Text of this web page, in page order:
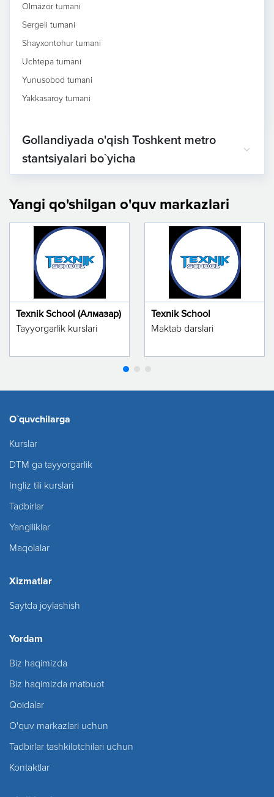
Olmazor tumani
Sergeli tumani
Shayxontohur tumani
Uchtepa tumani
Yunusobod tumani
Yakkasaroy tumani
Gollandiyada o'qish Toshkent metro
stantsiyalari bo`yicha
Yangi qo'shilgan o'quv markazlari
Texnik School (Алмазар)
Tayyorgarlik kurslari
Texnik School
Maktab darslari
O`quvchilarga
Kurslar
DTM ga tayyorgarlik
Ingliz tili kurslari
Tadbirlar
Yangiliklar
Maqolalar
Xizmatlar
Saytda joylashish
Yordam
Biz haqimizda
Biz haqimizda matbuot
Qoidalar
O'quv markazlari uchun
Tadbirlar tashkilotchilari uchun
Kontaktlar